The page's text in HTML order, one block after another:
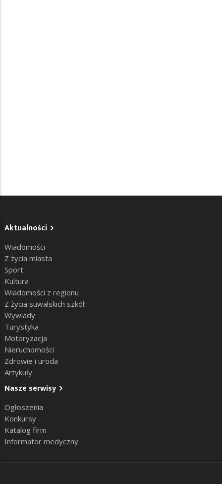
Aktualności
Wiadomości
Z życia miasta
Sport
Kultura
Wiadomości z regionu
Z życia suwalskich szkół
Wywiady
Turystyka
Motoryzacja
Nieruchomości
Zdrowie i uroda
Artykuły
Nasze serwisy
Ogłoszenia
Konkursy
Katalog firm
Informator medyczny